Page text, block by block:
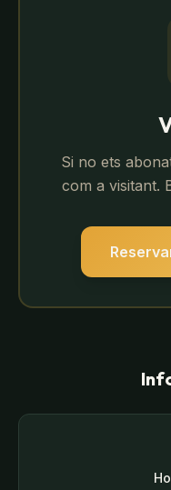
Si no ets
com a visitant.